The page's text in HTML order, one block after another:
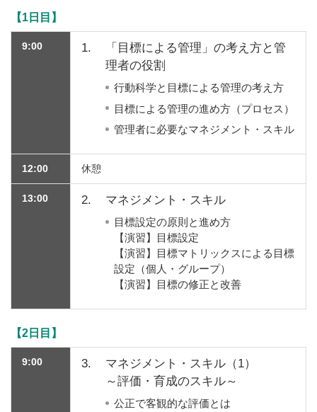
【1日目】
9:00 1.
「目標による管理」の考え方と管
理者の役割
行動科学と目標による管理の考え方
目標による管理の進め方（プロセス）
管理者に必要なマネジメント・スキル
12:00 休憩
13:00 2. マネジメント・スキル
目標設定の原則と進め方
【演習】目標設定
【演習】目標マトリックスによる目標
設定（個人・グループ）
【演習】目標の修正と改善
【2日目】
9:00 3.
マネジメント・スキル（1）
～評価・育成のスキル～
公正で客観的な評価とは